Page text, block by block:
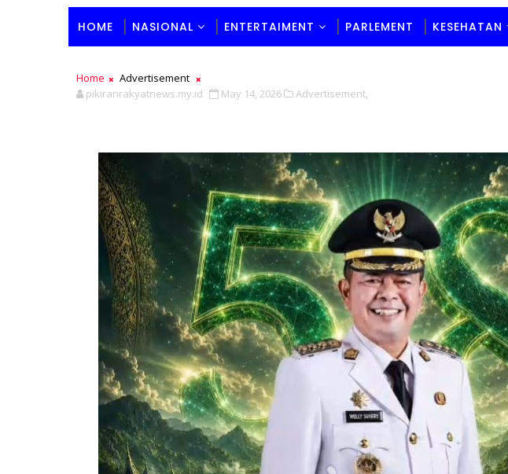
HOME NASIONAL ENTERTAIMENT PARLEMENT KESEHATAN
Home
Advertisement
pikiranrakyatnews.my.id
May 14, 2026 Advertisement,